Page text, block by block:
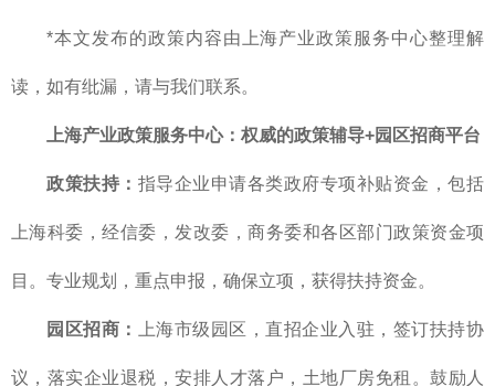
*本文发布的政策内容由上海产业政策服务中心整理解
读，如有纰漏，请与我们联系。
上海产业政策服务中心： 权威的政策辅导+园区招商平台
政策扶持： 指导企业申请各类政府专项补贴资金，包括
上海科委，经信委，发改委，商务委和各区部门政策资金项
目。专业规划，重点申报，确保立项，获得扶持资金。
园区招商： 上海市级园区，直招企业入驻，签订扶持协
议，落实企业退税，安排人才落户，土地厂房免租。鼓励人